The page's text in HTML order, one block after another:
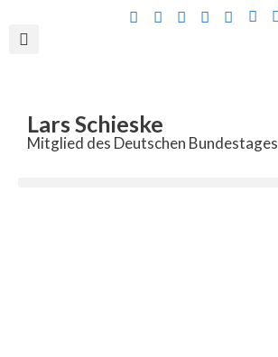
Lars Schieske
Mitglied des Deutschen Bundestages